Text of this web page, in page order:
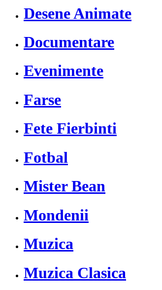
Desene Animate
Documentare
Evenimente
Farse
Fete Fierbinti
Fotbal
Mister Bean
Mondenii
Muzica
Muzica Clasica